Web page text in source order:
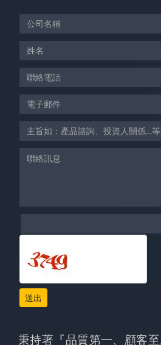
送出
秉持著『品質第一、顧客